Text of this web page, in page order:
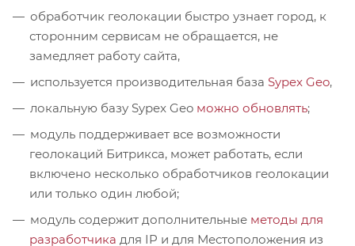
обработчик геолокации быстро узнает город, к
сторонним сервисам не обращается, не
замедляет работу сайта,
используется производительная база Sypex Geo,
локальную базу Sypex Geo можно обновлять;
модуль поддерживает все возможности
геолокаций Битрикса, может работать, если
включено несколько обработчиков геолокации
или только один любой;
модуль содержит дополнительные методы для
разработчика для IP и для Местоположения из